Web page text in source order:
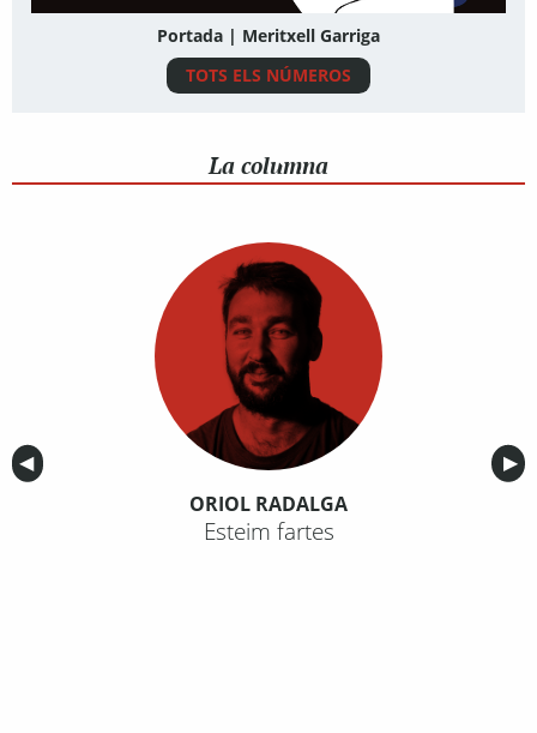
Portada | Meritxell Garriga
TOTS ELS NÚMEROS
La columna
Anterior
◀︎ ▶︎
ORIOL RADALGA
Esteim fartes